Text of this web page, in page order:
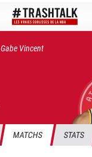
Gabe Vincent
MATCHS STATS